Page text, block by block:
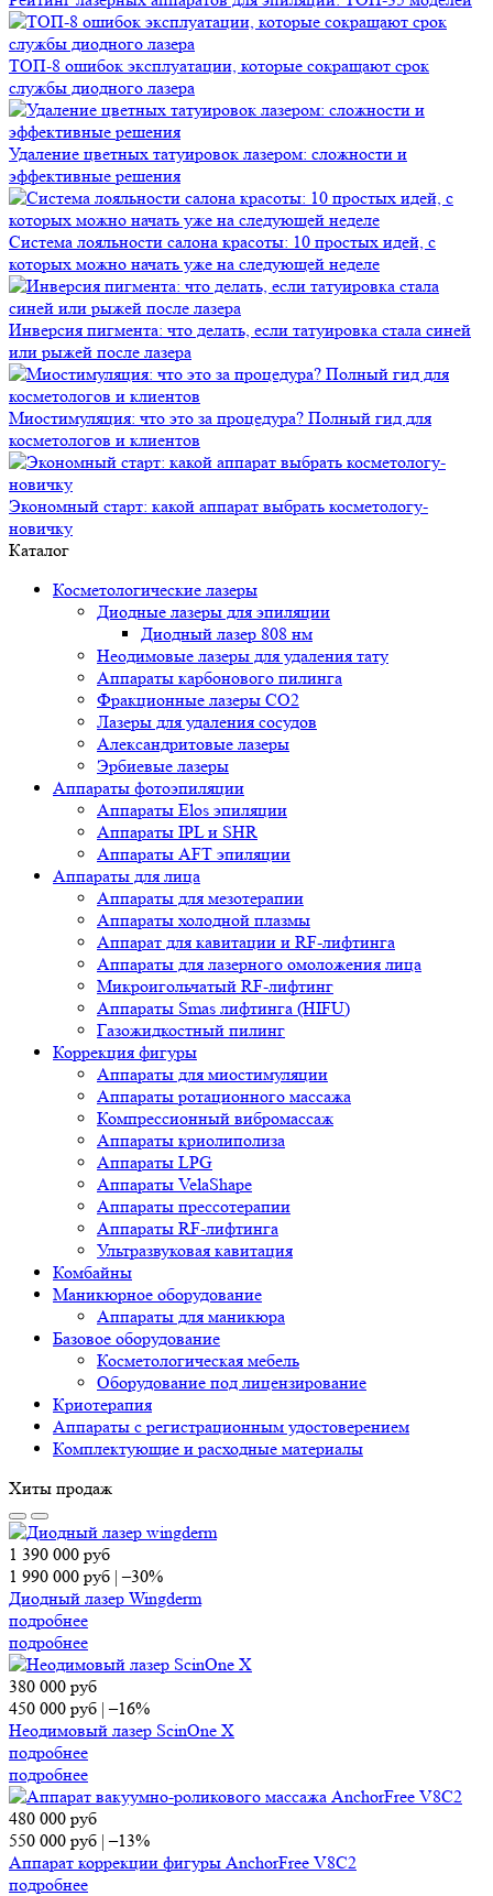
ТОП-8 ошибок эксплуатации, которые сокращают срок
службы диодного лазера
Удаление цветных татуировок лазером: сложности и
эффективные решения
Система лояльности салона красоты: 10 простых идей, с
которых можно начать уже на следующей неделе
Инверсия пигмента: что делать, если татуировка стала синей
или рыжей после лазера
Миостимуляция: что это за процедура? Полный гид для
косметологов и клиентов
Экономный старт: какой аппарат выбрать косметологу-
новичку
Каталог
Косметологические лазеры
Диодные лазеры для эпиляции
Диодный лазер 808 нм
Неодимовые лазеры для удаления тату
Аппараты карбонового пилинга
Фракционные лазеры CO2
Лазеры для удаления сосудов
Александритовые лазеры
Эрбиевые лазеры
Аппараты фотоэпиляции
Аппараты Elos эпиляции
Аппараты IPL и SHR
Аппараты AFT эпиляции
Аппараты для лица
Аппараты для мезотерапии
Аппараты холодной плазмы
Аппарат для кавитации и RF-лифтинга
Аппараты для лазерного омоложения лица
Микроигольчатый RF-лифтинг
Аппараты Smas лифтинга (HIFU)
Газожидкостный пилинг
Коррекция фигуры
Аппараты для миостимуляции
Аппараты ротационного массажа
Компрессионный вибромассаж
Аппараты криолиполиза
Аппараты LPG
Аппараты VelaShape
Аппараты прессотерапии
Аппараты RF-лифтинга
Ультразвуковая кавитация
Комбайны
Маникюрное оборудование
Аппараты для маникюра
Базовое оборудование
Косметологическая мебель
Оборудование под лицензирование
Криотерапия
Аппараты c регистрационным удостоверением
Комплектующие и расходные материалы
Хиты продаж
1 390 000 руб
1 990 000 руб |–30%
Диодный лазер Wingderm
подробнее
подробнее
380 000 руб
450 000 руб |–16%
Неодимовый лазер ScinOne X
подробнее
подробнее
480 000 руб
550 000 руб |–13%
Аппарат коррекции фигуры AnchorFree V8C2
подробнее